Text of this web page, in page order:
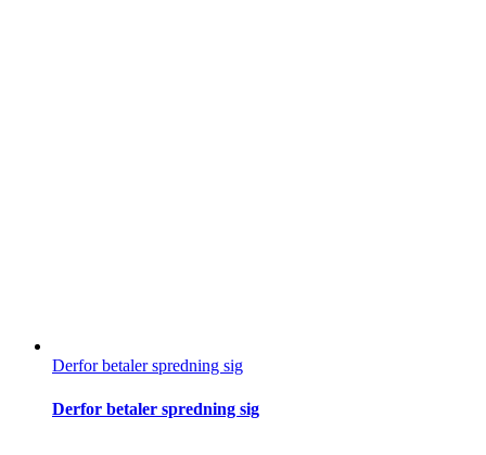
Derfor betaler spredning sig
Derfor betaler spredning sig